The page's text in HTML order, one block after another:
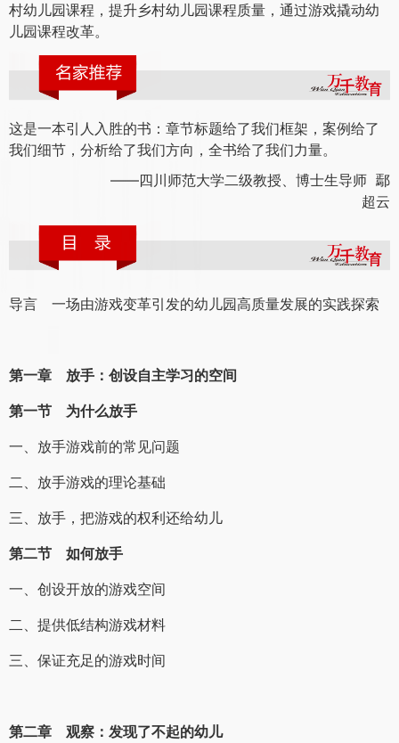
村幼儿园课程，提升乡村幼儿园课程质量，通过游戏撬动幼
儿园课程改革。
这是一本引人入胜的书：章节标题给了我们框架，案例给了
我们细节，分析给了我们方向，全书给了我们力量。
——四川师范大学二级教授、博士生导师 鄢
超云
导言 一场由游戏变革引发的幼儿园高质量发展的实践探索
第一章 放手：创设自主学习的空间
第一节 为什么放手
一、放手游戏前的常见问题
二、放手游戏的理论基础
三、放手，把游戏的权利还给幼儿
第二节 如何放手
一、创设开放的游戏空间
二、提供低结构游戏材料
三、保证充足的游戏时间
第二章 观察：发现了不起的幼儿